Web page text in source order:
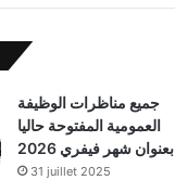
جميع مناظرات الوظيفة
العمومية المفتوحة حاليا
بعنوان شهر فيفري 2026
31 juillet 2025